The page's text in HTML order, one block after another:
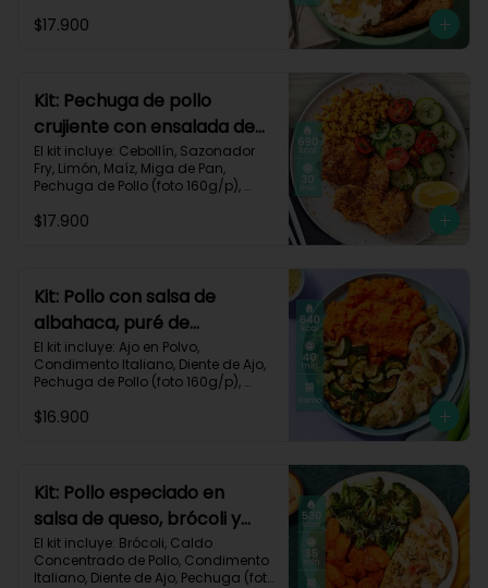
160g/p), Queso Monterey Jack, Sour
Grasas 62g | Proteínas 49g
$17.900
Kit: Pechuga de pollo
crujiente con ensalada de
pepino y maíz-8
El kit incluye: Cebollín, Sazonador
Fry, Limón, Maíz, Miga de Pan,
Pechuga de Pollo (foto 160g/p),
Cherry y Receta Impresa.
$17.900
Kit: Pollo con salsa de
albahaca, puré de
zanahorias y zucchini-85
El kit incluye: Ajo en Polvo,
Condimento Italiano, Diente de Ajo,
Pechuga de Pollo (foto 160g/p),
Zanahoria, Zucchini Verde, Receta
Proteínas 35g
$16.900
Kit: Pollo especiado en
salsa de queso, brócoli y
zanahorias asadas-77
El kit incluye: Brócoli, Caldo
Concentrado de Pollo, Condimento
Italiano, Diente de Ajo, Pechuga (foto